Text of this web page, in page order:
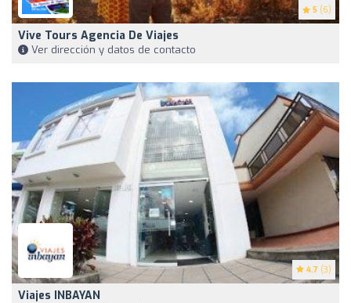
5 (6)
Vive Tours Agencia De Viajes
Ver dirección y datos de contacto
4.7 (3)
Viajes INBAYAN